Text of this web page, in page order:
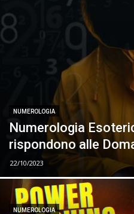
NUMEROLOGIA
Numerologia
rispondono alle
22/10/2023
NUMEROLOGIA